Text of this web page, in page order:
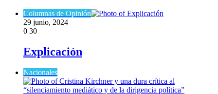
Columnas de Opinión
29 junio, 2024
0 30
Explicación
Nacionales